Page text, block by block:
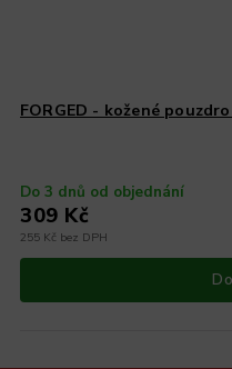
FORGED - kožené
Do 3 dnů od objednání
255 Kč bez DPH
309 Kč